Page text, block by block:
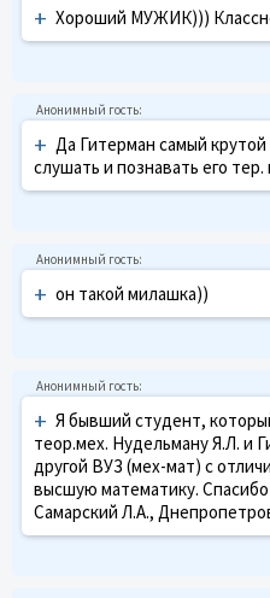
+ Хороший МУЖИК)))
+ Да Гитерман самый
слушать и познавать его тер.
+ он такой милашка))
+ Я бывший студент,
теор.мех. Нудельману Я.Л. и
другой ВУЗ (мех-мат) с
высшую математику.
Самарский Л.А.,